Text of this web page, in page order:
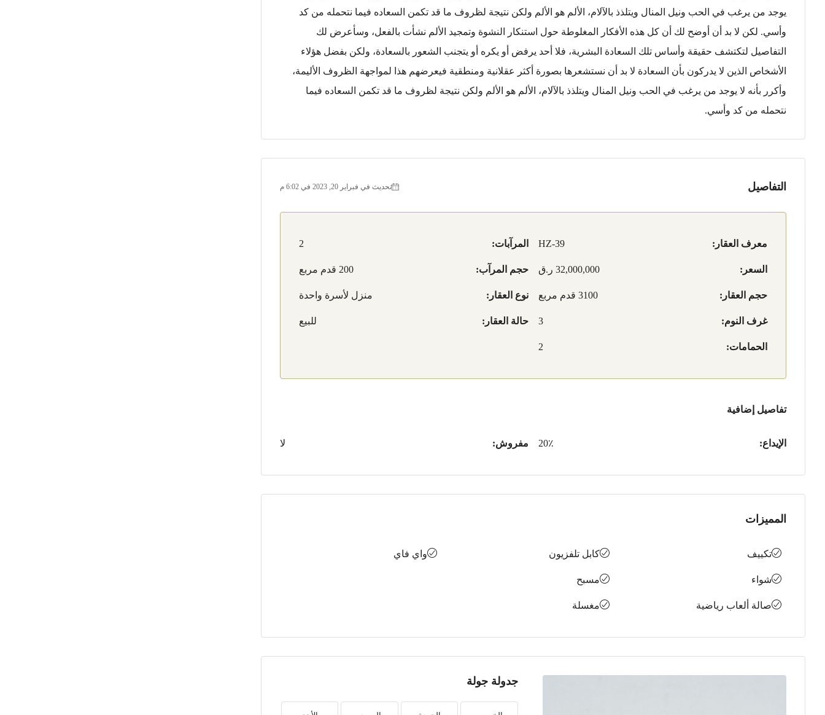
يوجد من يرغب في الحب ونيل المنال ويتلذذ بالآلام، الألم هو الألم ولكن نتيجة لظروف ما قد تكمن السعاده فيما نتحمله من كد
وأسي. لكن لا بد أن أوضح لك أن كل هذه الأفكار المغلوطة حول استنكار النشوة وتمجيد الألم نشأت بالفعل، وسأعرض لك
التفاصيل لتكتشف حقيقة وأساس تلك السعادة البشرية، فلا أحد يرفض أو يكره أو يتجنب الشعور بالسعادة، ولكن بفضل هؤلاء
الأشخاص الذين لا يدركون بأن السعادة لا بد أن نستشعرها بصورة أكثر عقلانية ومنطقية فيعرضهم هذا لمواجهة الظروف الأليمة،
وأكرر بأنه لا يوجد من يرغب في الحب ونيل المنال ويتلذذ بالآلام، الألم هو الألم ولكن نتيجة لظروف ما قد تكمن السعاده فيما
نتحمله من كد وأسي.
التفاصيل تحديث في فبراير 20, 2023 في 6:02 م
معرف العقار: HZ-39
السعر: 32,000,000 ر.ق
حجم العقار: 3100 قدم مربع
غرف النوم: 3
الحمامات: 2
المرآبات: 2
حجم المرآب: 200 قدم مربع
نوع العقار: منزل لأسرة واحدة
حالة العقار: للبيع
تفاصيل إضافية
الإيداع: 20٪ مفروش: لا
المميزات
تكييف
شواء
صالة ألعاب رياضية
كابل تلفزيون
مسبح
مغسلة
واي فاي
جدولة جولة